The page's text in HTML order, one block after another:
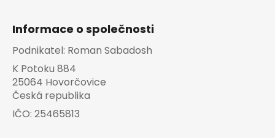
Informace o společnosti
Podnikatel: Roman Sabadosh
K Potoku 884
25064 Hovorčovice
Česká republika
IČO: 25465813